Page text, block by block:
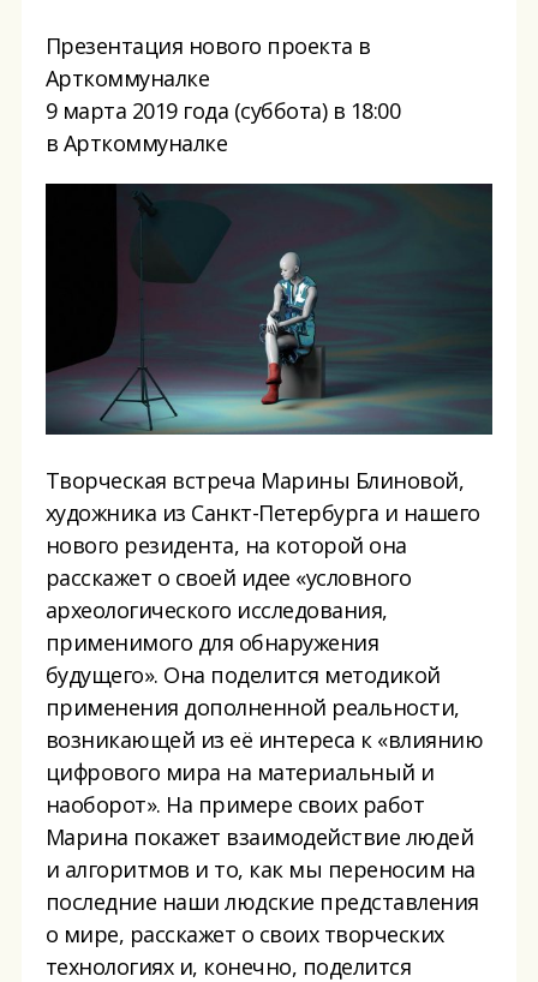
Презентация нового проекта в
Арткоммуналке
9 марта 2019 года (суббота) в 18:00
в Арткоммуналке
Творческая встреча Марины Блиновой,
художника из Санкт-Петербурга и нашего
нового резидента, на которой она
расскажет о своей идее «условного
археологического исследования,
применимого для обнаружения
будущего». Она поделится методикой
применения дополненной реальности,
возникающей из её интереса к «влиянию
цифрового мира на материальный и
наоборот». На примере своих работ
Марина покажет взаимодействие людей
и алгоритмов и то, как мы переносим на
последние наши людские представления
о мире, расскажет о своих творческих
технологиях и, конечно, поделится